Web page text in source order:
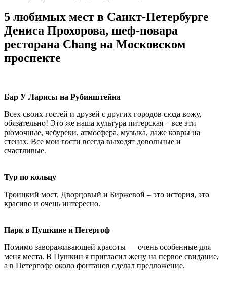
5 любимых мест в Санкт-Петербурге
Дениса Прохорова, шеф-повара
ресторана Chang на Московском
проспекте
Бар У Ларисы на Рубинштейна
Всех своих гостей и друзей с других городов сюда вожу,
обязательно! Это же наша культура питерская – все эти
рюмочные, чебуреки, атмосфера, музыка, даже ковры на
стенах. Все мои гости всегда выходят довольные и
счастливые.
Тур по кольцу
Троицкий мост, Дворцовый и Биржевой – это история, это
красиво и очень интересно.
Парк в Пушкине и Петергоф
Помимо завораживающей красоты — очень особенные для
меня места. В Пушкин я пригласил жену на первое свидание,
а в Петергофе около фонтанов сделал предложение.